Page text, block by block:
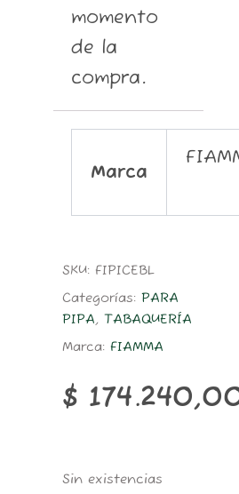
momento
de la
compra.
Marca
SKU: FIPICEBL
Categorías:PARA
PIPA,TABAQUERÍA
Marca:FIAMMA
$
Sin existencias